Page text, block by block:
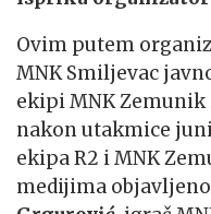
Ovim putem
MNK Smiljevac
ekipi MNK
nakon utakmice
ekipa R2 i MNK
medijima